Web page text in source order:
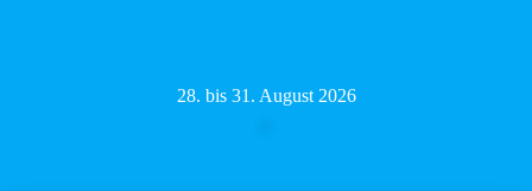
28. bis 31. August 2026